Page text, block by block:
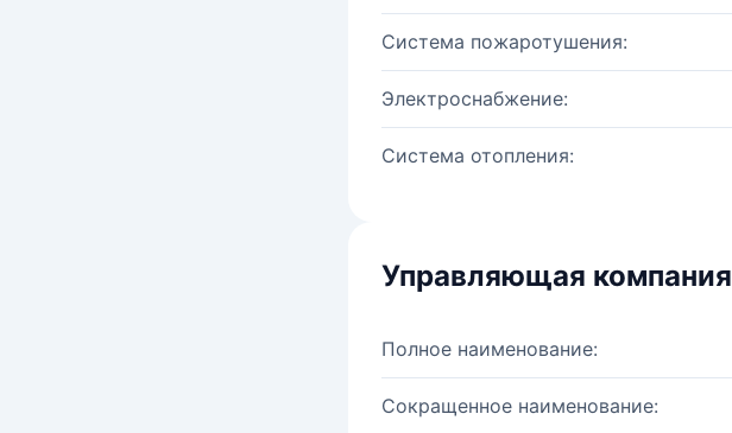
Система пожаротушения:
Электроснабжение:
Система отопления:
Управляющая компания
Полное наименование:
Сокращенное наименование: